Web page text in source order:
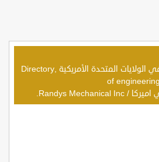
دليل الشركات الهندسية في الولايات المتحدة الأمريكية ,Directory
of
/
Randys Mechanical Inc.